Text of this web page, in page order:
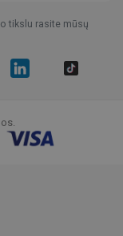
tikslu rasite mūsų